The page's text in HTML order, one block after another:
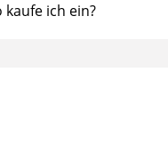
kaufe ich ein?